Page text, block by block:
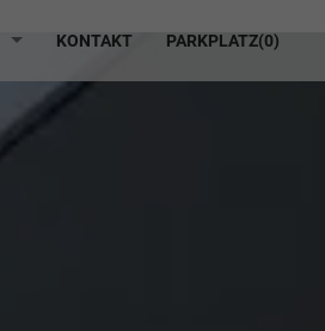
KONTAKT PARKPLATZ(0)